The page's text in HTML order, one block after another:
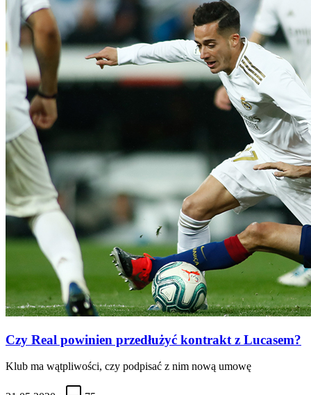
Czy Real powinien przedłużyć kontrakt z Lucasem?
Klub ma wątpliwości, czy podpisać z nim nową umowę